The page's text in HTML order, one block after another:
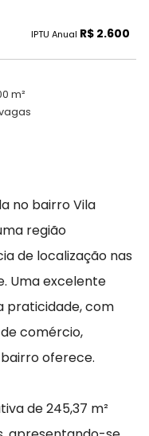
IPTU Anual R$ 2.600
m²
no bairro Vila
região
de localização nas
Uma excelente
praticidade, com
comércio,
oferece.
de 245,37 m²